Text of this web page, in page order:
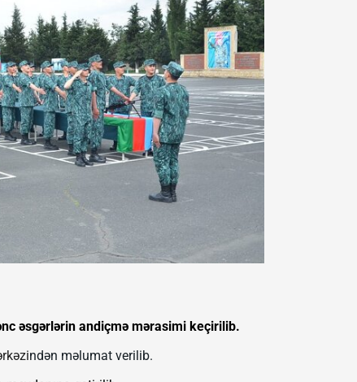
əsgərlərin andiçmə mərasimi keçirilib.
ndən məlumat verilib.